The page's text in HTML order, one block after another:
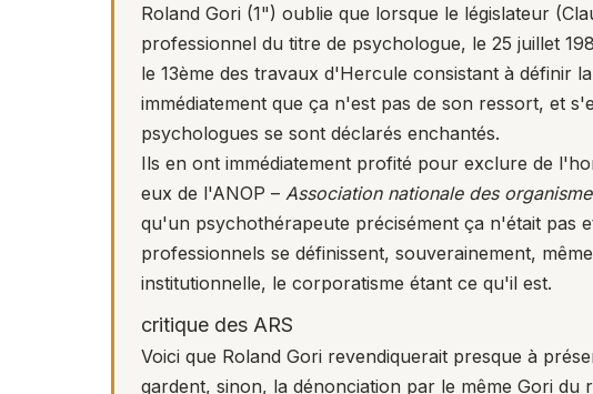
Roland Gori (1") oublie que lorsque le législateur
professionnel du titre de psychologue, le 25 juillet
le 13ème des travaux d'Hercule consistant à définir
immédiatement que ça n'est pas de son ressort, et
psychologues se sont déclarés enchantés.
Ils en ont immédiatement profité pour exclure de
eux de l'ANOP – Association nationale des
qu'un psychothérapeute précisément ça n'était pas
professionnels se définissent, souverainement,
institutionnelle, le corporatisme étant ce qu'il est.
critique des ARS
Voici que Roland Gori revendiquerait presque à
gardent, sinon, la dénonciation par le même Gori